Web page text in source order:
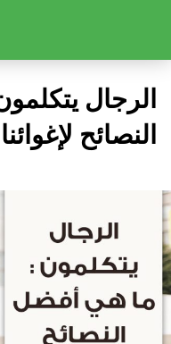
الرجال
النصائح